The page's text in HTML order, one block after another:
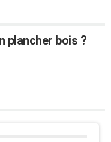
plancher bois ?